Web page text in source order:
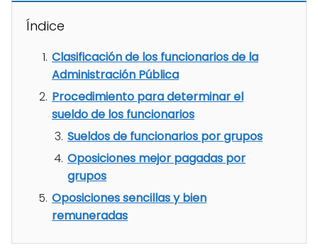
Índice
Clasificación de los funcionarios de la
Administración Pública
Procedimiento para determinar el
sueldo de los funcionarios
Sueldos de funcionarios por grupos
Oposiciones mejor pagadas por
grupos
Oposiciones sencillas y bien
remuneradas